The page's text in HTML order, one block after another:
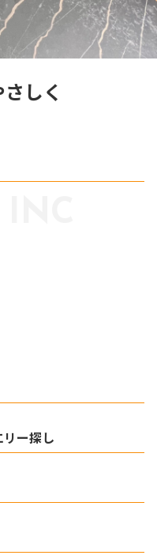
しく
ー探し